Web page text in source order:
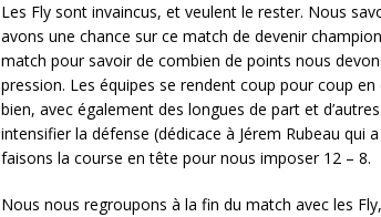
Les Fly sont invaincus, et veulent le rester. Nous
avons une chance sur ce match de devenir
match pour savoir de combien de points nous
pression. Les équipes se rendent coup pour coup
bien, avec également des longues de part et
intensifier la défense (dédicace à Jérem Rubeau
faisons la course en tête pour nous imposer 12 – 8.
Nous nous regroupons à la fin du match avec les